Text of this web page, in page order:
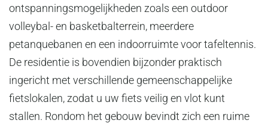
ontspanningsmogelijkheden zoals een outdoor
volleybal- en basketbalterrein, meerdere
petanquebanen en een indoorruimte voor tafeltennis.
De residentie is bovendien bijzonder praktisch
ingericht met verschillende gemeenschappelijke
fietslokalen, zodat u uw fiets veilig en vlot kunt
stallen. Rondom het gebouw bevindt zich een ruime